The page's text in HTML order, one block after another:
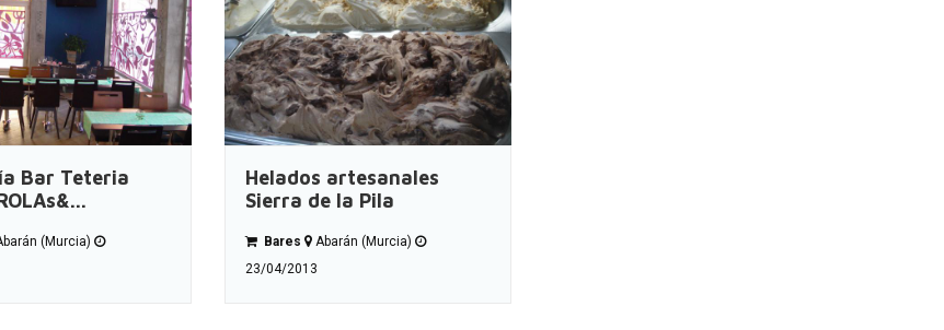
Bar Teteria
(Murcia)
Helados artesanales
Sierra de la Pila
Bares
Abarán (Murcia)
23/04/2013